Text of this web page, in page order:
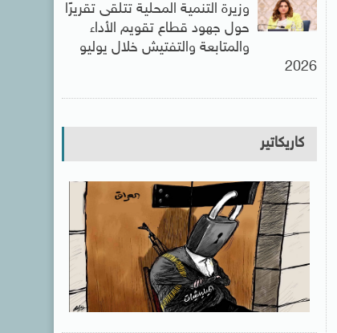
وزيرة التنمية المحلية تتلقى تقريرًا
حول جهود قطاع تقويم الأداء
والمتابعة والتفتيش خلال يوليو
2026
كاريكاتير